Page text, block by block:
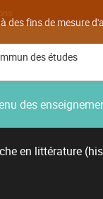
des fins de mesure
des études
des
en littérature